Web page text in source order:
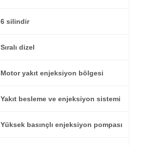
6 silindir
Sıralı dizel
Motor yakıt enjeksiyon bölgesi
Yakıt besleme ve enjeksiyon sistemi
Yüksek basınçlı enjeksiyon pompası